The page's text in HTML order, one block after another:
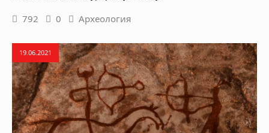
792 0 Археология
19.06.2021